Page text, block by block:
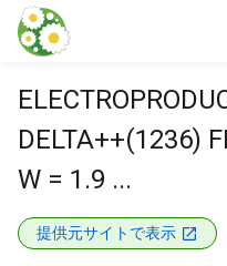
本文に飛ぶ
DELTA++(1236)
W = 1.9 ...
提供元サイトで表示